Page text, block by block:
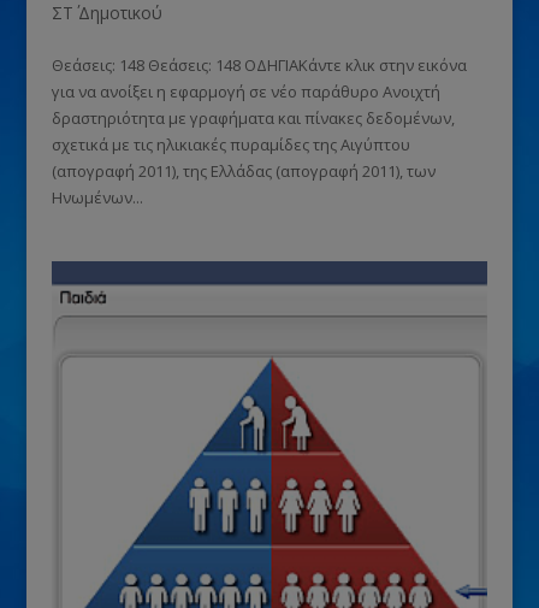
ΣΤ΄ Δημοτικού
Θεάσεις: 148 Θεάσεις: 148 ΟΔΗΓΙΑΚάντε κλικ στην εικόνα
για να ανοίξει η εφαρμογή σε νέο παράθυρο Ανοιχτή
δραστηριότητα με γραφήματα και πίνακες δεδομένων,
σχετικά με τις ηλικιακές πυραμίδες της Αιγύπτου
(απογραφή 2011), της Ελλάδας (απογραφή 2011), των
Ηνωμένων...